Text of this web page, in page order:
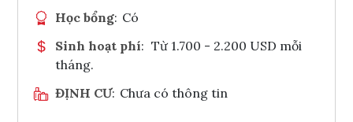
Học bổng: Có
Sinh hoạt phí: Từ 1.700 - 2.200 USD mỗi
tháng.
ĐỊNH CƯ: Chưa có thông tin